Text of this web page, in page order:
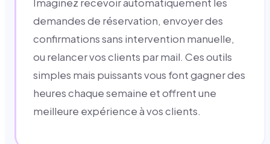
Imaginez recevoir automatiquement les
demandes de réservation, envoyer des
confirmations sans intervention manuelle,
ou relancer vos clients par mail. Ces outils
simples mais puissants vous font gagner des
heures chaque semaine et offrent une
meilleure expérience à vos clients.